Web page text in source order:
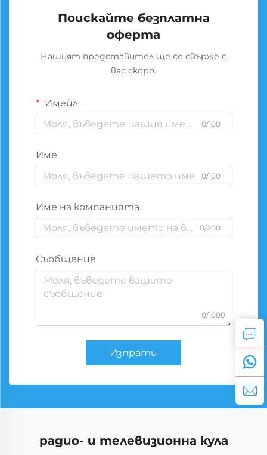
Поискайте безплатна
оферта
Нашият представител ще се свърже с
вас скоро.
Имейл
0/100
Име
0/100
Име на компанията
0/200
Съобщение
0/1000
Изпрати
радио- и телевизионна кула